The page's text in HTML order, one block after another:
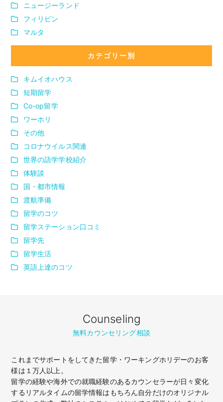
ニュージーランド
フィリピン
マルタ
カテゴリー別
キムイオハウス
短期留学
Co-op留学
ワーホリ
その他
コロナウイルス関連
世界の語学学校紹介
体験談
国・都市情報
渡航準備
留学のコツ
留学ステーション口コミ
留学先
留学生活
英語上達のコツ
Counseling
無料カウンセリング相談
これまでサポートをしてきた留学・ワーキングホリデーのお客
様は１万人以上。
留学の経験や海外での就職経験のあるカウンセラーが日々変化
するリアルタイムの留学情報はもちろん自分だけのオリジナル